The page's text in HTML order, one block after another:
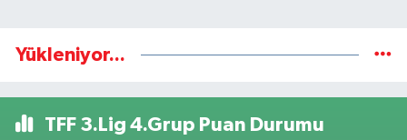
Yükleniyor...
TFF 3.Lig 4.Grup Puan Durumu